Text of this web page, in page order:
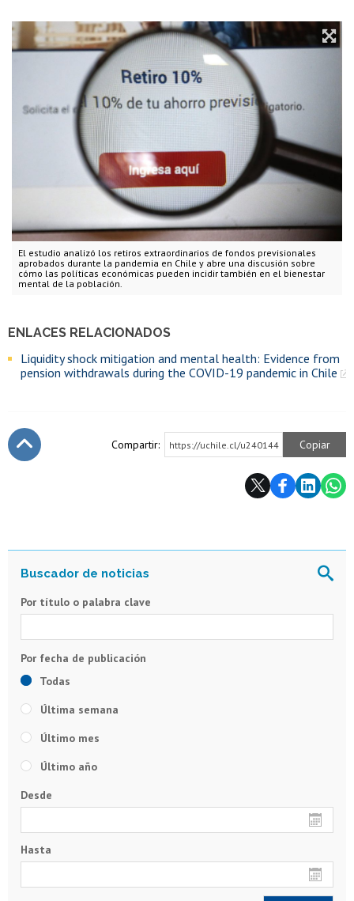
El estudio analizó los retiros extraordinarios de fondos previsionales
aprobados durante la pandemia en Chile y abre una discusión sobre
cómo las políticas económicas pueden incidir también en el bienestar
mental de la población.
ENLACES RELACIONADOS
Liquidity shock mitigation and mental health: Evidence from
pension withdrawals during the COVID-19 pandemic in Chile
Compartir: https://uchile.cl/u240144 Copiar
Por título o palabra clave
Todas
Última semana
Último mes
Último año
Desde
Hasta